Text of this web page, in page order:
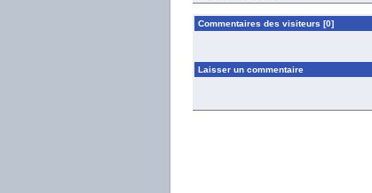
Commentaires des visiteurs [0]
Laisser un commentaire